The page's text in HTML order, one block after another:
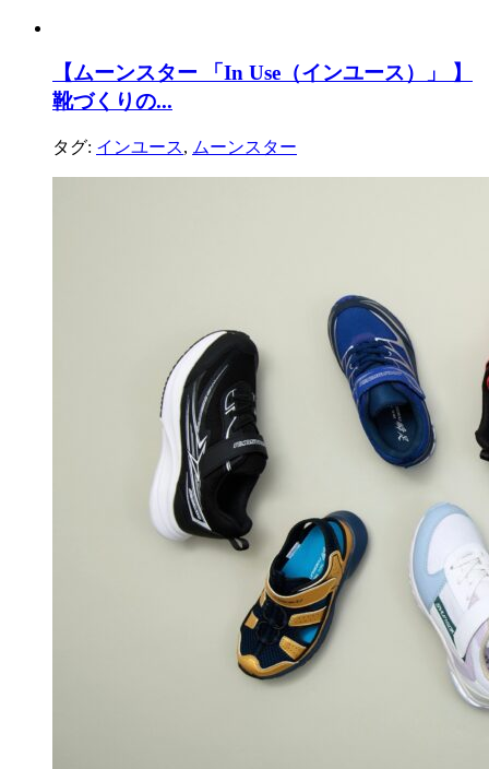
【ムーンスター 「In Use（インユース）」 】
靴づくりの...
タグ: インユース, ムーンスター